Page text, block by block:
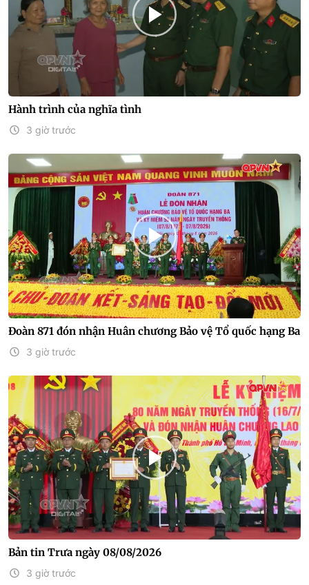
Hành trình của nghĩa tình
3 giờ trước
Đoàn 871 đón nhận Huân chương Bảo vệ Tổ quốc hạng Ba
3 giờ trước
Bản tin Trưa ngày 08/08/2026
3 giờ trước